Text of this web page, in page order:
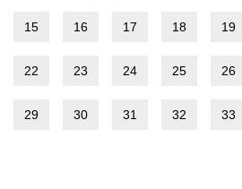
15 16 17 18 19
22 23 24 25 26
29 30 31 32 33